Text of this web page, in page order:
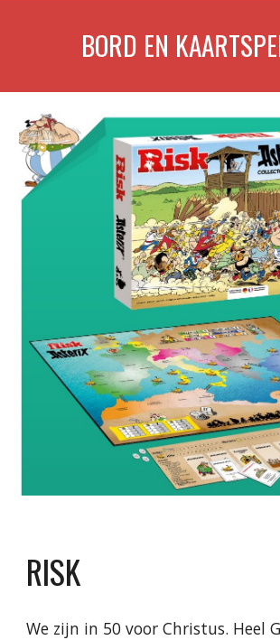
BORD EN
RISK
We zijn in 50 voor Christus. Heel